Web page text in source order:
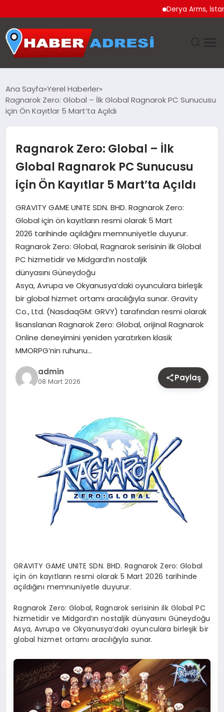
Derya Arms, İstanbul
GÜNDEM
EKONOMI
TEKNOLOJI
EĞITIM
MAGAZIN
YAŞAM
OTOMOBIL
Ana Sayfa Yerel Haberler
Ragnarok Zero: Global – İlk Global Ragnarok PC Sunucusu
için Ön Kayıtlar 5 Mart’ta Açıldı
Ragnarok Zero: Global – İlk
Global Ragnarok PC Sunucusu
için Ön Kayıtlar 5 Mart’ta Açıldı
GRAVITY GAME UNITE SDN. BHD. Ragnarok Zero:
Global için ön kayıtların resmi olarak 5 Mart
2026 tarihinde açıldığını memnuniyetle duyurur.
Ragnarok Zero: Global, Ragnarok serisinin ilk Global
PC hizmetidir ve Midgard’ın nostaljik
dünyasını Güneydoğu
Asya, Avrupa ve Okyanusya’daki oyunculara birleşik
bir global hizmet ortamı aracılığıyla sunar. Gravity
Co., Ltd. (NasdaqGM: GRVY) tarafından resmi olarak
lisanslanan Ragnarok Zero: Global, orijinal Ragnarok
Online deneyimini yeniden yaratırken klasik
MMORPG’nin ruhunu…
admin
08 Mart 2026 Paylaş
GRAVITY GAME UNITE SDN. BHD. Ragnarok Zero: Global
için ön kayıtların resmi olarak 5 Mart 2026 tarihinde
açıldığını memnuniyetle duyurur.
Ragnarok Zero: Global, Ragnarok serisininilk Global PC
hizmetidirve Midgard’ın nostaljik dünyasını Güneydoğu
Asya, Avrupa ve Okyanusya’daki oyunculara birleşik bir
global hizmet ortamı aracılığıyla sunar.